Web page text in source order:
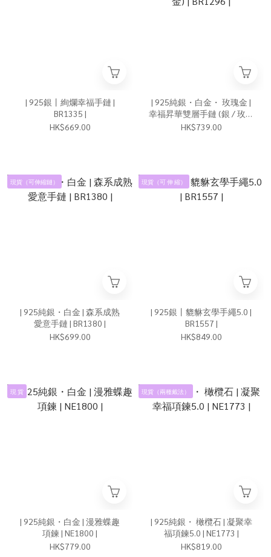
| 925銀丨絢爛幸福手鏈 |
BR1335 |
HK$669.00
| 925純銀・白金・ 玫瑰金 |
幸福昇華雙層手鏈 (銀 / 玫瑰
金) | BR1296 |
HK$739.00
現貨（可伸縮鏈）
| 925純銀・白金 | 森系成熟
愛意手鏈 | BR1380 |
HK$699.00
現貨（可 伸 縮）
| 925銀丨貔貅玄學手繩5.0 |
BR1557 |
HK$849.00
現 貨
| 925純銀・白金 | 漫雅蝶趣
項鍊 | NE1800 |
HK$779.00
現貨（兩種戴法）
| 925純銀・ 橄欖石 | 凝聚幸
福項鍊5.0 | NE1773 |
HK$819.00